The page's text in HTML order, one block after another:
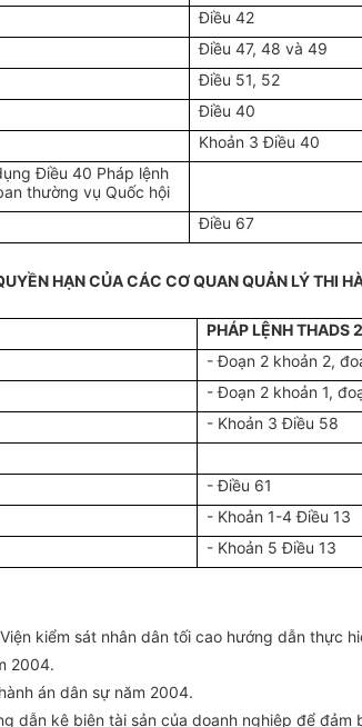
Điều 42
Điều 47, 48 và 49
Điều 51, 52
Điều 40
Khoản 3 Điều 40
Điều 40 Pháp lệnh
thường vụ Quốc hội
Điều 67
HẠN CỦA CÁC CƠ QUAN QUẢN LÝ THI
PHÁP LỆNH THADS
- Đoạn 2 khoản 2,
- Đoạn 2 khoản 1,
- Khoản 3 Điều 58
- Điều 61
- Khoản 1-4 Điều 13
- Khoản 5 Điều 13
kiểm sát nhân dân tối cao hướng dẫn thực
2004.
án dân sự năm 2004.
dẫn kê biên tài sản của doanh nghiệp để đảm